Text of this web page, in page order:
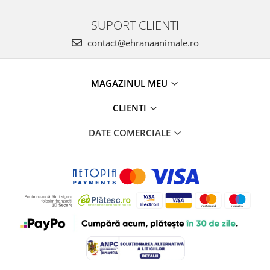
SUPORT CLIENTI
contact@ehranaanimale.ro
MAGAZINUL MEU
CLIENTI
DATE COMERCIALE